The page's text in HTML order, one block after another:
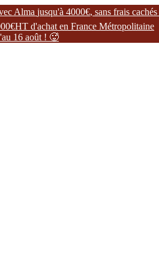
ec Alma jusqu'à 4000€, sans frais cachés
00€HT d'achat en France Métropolitaine
'au 16 août ! 